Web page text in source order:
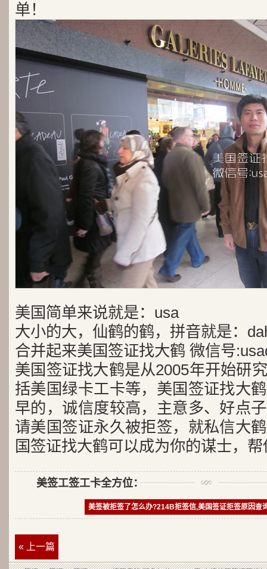
单！
美国简单来说就是：usa
大小的大，仙鹤的鹤，拼音就是：
合并起来美国签证找大鹤 微信号
美国签证找大鹤是从2005年开始研
括美国绿卡工卡等，美国签证找大
早的，诚信度较高，主意多、好点
请美国签证永久被拒签，就私信大
国签证找大鹤可以成为你的谋士，
美签工签工卡全方位：
美签被拒签了怎么办?214B拒签信,美国签证拒签原因查
« 上一篇